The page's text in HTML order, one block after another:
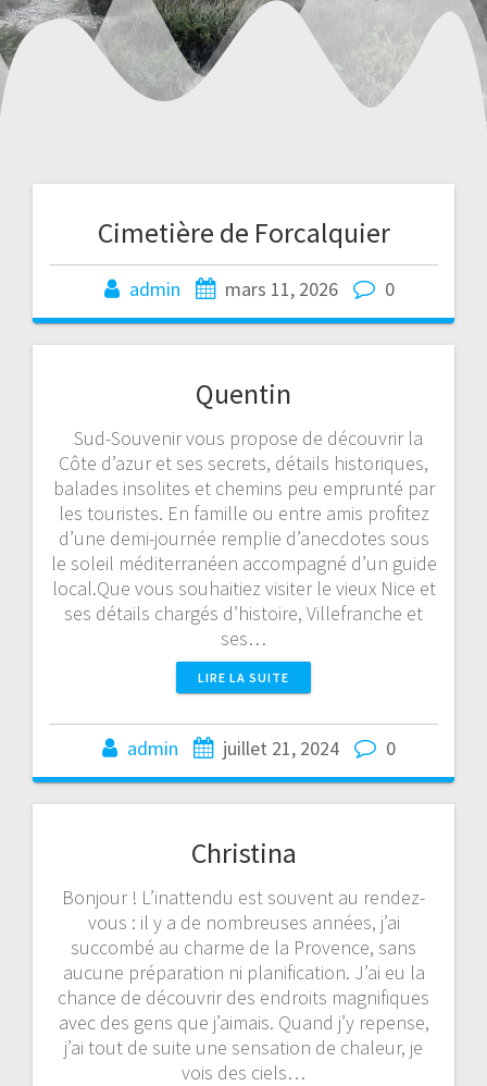
Cimetière de Forcalquier
admin mars 11, 2026 0
Quentin
Sud-Souvenir vous propose de découvrir la
Côte d’azur et ses secrets, détails historiques,
balades insolites et chemins peu emprunté par
les touristes. En famille ou entre amis profitez
d’une demi-journée remplie d’anecdotes sous
le soleil méditerranéen accompagné d’un guide
local.Que vous souhaitiez visiter le vieux Nice et
ses détails chargés d’histoire, Villefranche et
ses…
LIRE LA SUITE
admin juillet 21, 2024 0
Christina
Bonjour ! L’inattendu est souvent au rendez-
vous : il y a de nombreuses années, j’ai
succombé au charme de la Provence, sans
aucune préparation ni planification. J’ai eu la
chance de découvrir des endroits magnifiques
avec des gens que j’aimais. Quand j’y repense,
j’ai tout de suite une sensation de chaleur, je
vois des ciels…